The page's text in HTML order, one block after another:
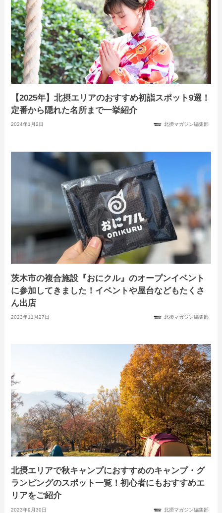
【2025年】北摂エリアのおすすめ初詣スポット9選！
定番から隠れた名所まで一挙紹介
2024年1月2日 北摂マガジン編集部
茨木市の複合施設『おにクル』のオープンイベント
に参加してきました！イベントや屋台などもたくさ
ん出店
2023年11月27日 北摂マガジン編集部
北摂エリアで秋キャンプにおすすめのキャンプ・グ
ランピングのスポット一覧！初心者にもおすすめエ
リアをご紹介
2023年9月30日 北摂マガジン編集部